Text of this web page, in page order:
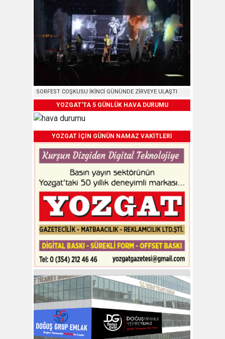
SORFEST COŞKUSU İKİNCİ GÜNÜNDE ZİRVEYE ULAŞTI
YOZGAT'TA 5 GÜNLÜK HAVA DURUMU
YOZGAT İÇİN GÜNÜN NAMAZ VAKİTLERİ